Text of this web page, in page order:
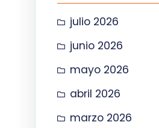
julio 2026
junio 2026
mayo 2026
abril 2026
marzo 2026